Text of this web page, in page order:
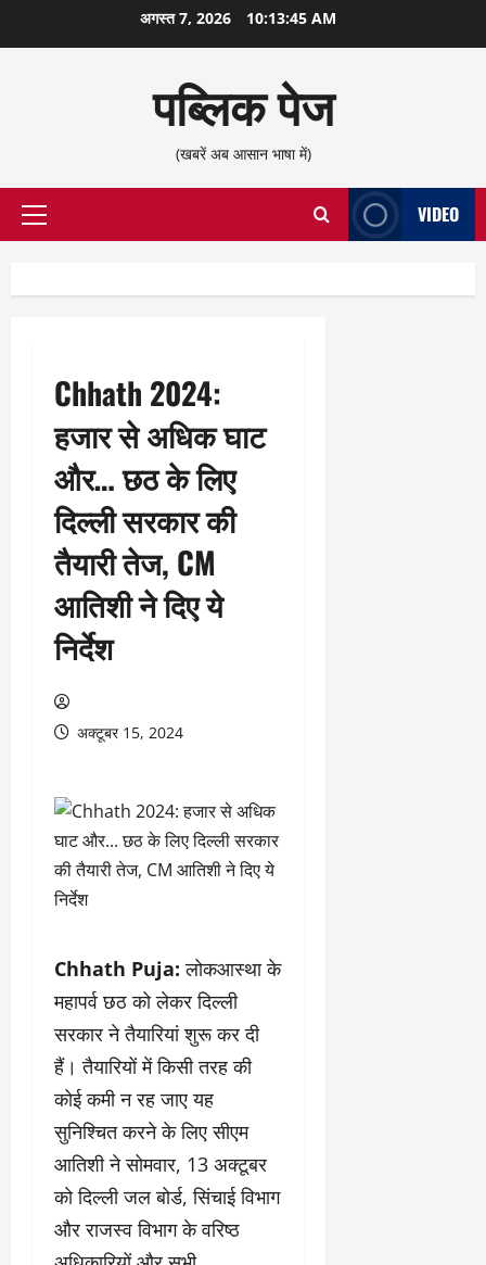
सामग्री
अगस्त 7, 2026 10:13:46 AM
पब्लिक पेज
(खबरें अब आसान भाषा में)
प्राथमिक
VIDEO
Chhath 2024:
हजार से अधिक घाट
और… छठ के लिए
दिल्ली सरकार की
तैयारी तेज, CM
आतिशी ने दिए ये
निर्देश
अक्टूबर 15, 2024
Chhath Puja: लोकआस्था के
महापर्व छठ को लेकर दिल्ली
सरकार ने तैयारियां शुरू कर दी
हैं। तैयारियों में किसी तरह की
कोई कमी न रह जाए यह
सुनिश्चित करने के लिए सीएम
आतिशी ने सोमवार, 13 अक्टूबर
को दिल्ली जल बोर्ड, सिंचाई विभाग
और राजस्व विभाग के वरिष्ठ